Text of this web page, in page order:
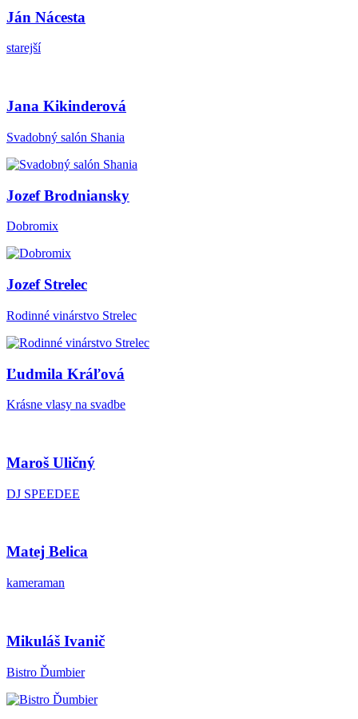
Ján Nácesta
starejší
Jana Kikinderová
Svadobný salón Shania
Jozef Brodniansky
Dobromix
Jozef Strelec
Rodinné vinárstvo Strelec
Ľudmila Kráľová
Krásne vlasy na svadbe
Maroš Uličný
DJ SPEEDEE
Matej Belica
kameraman
Mikuláš Ivanič
Bistro Ďumbier